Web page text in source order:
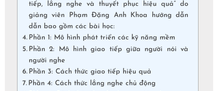
tiếp, lắng nghe và thuyết phục hiệu quả” do
giảng viên Phạm Đặng Anh Khoa hướng dẫn
dẫn bao gồm các bài học:
Phần 1: Mô hình phát triển các kỹ năng mềm
Phần 2: Mô hình giao tiếp giữa người nói và
người nghe
Phần 3: Cách thức giao tiếp hiệu quả
Phần 4: Cách thức lắng nghe chủ động